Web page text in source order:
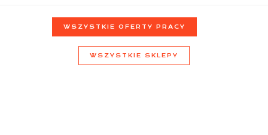
Lista CH
WSZYSTKIE OFERTY PRACY
WSZYSTKIE SKLEPY